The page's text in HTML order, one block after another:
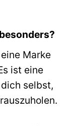
Marke
ist eine
selbst,